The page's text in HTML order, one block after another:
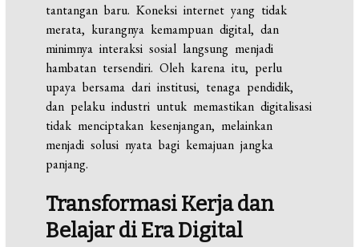
tantangan baru. Koneksi internet yang tidak
merata, kurangnya kemampuan digital, dan
minimnya interaksi sosial langsung menjadi
hambatan tersendiri. Oleh karena itu, perlu
upaya bersama dari institusi, tenaga pendidik,
dan pelaku industri untuk memastikan digitalisasi
tidak menciptakan kesenjangan, melainkan
menjadi solusi nyata bagi kemajuan jangka
panjang.
Transformasi Kerja dan
Belajar di Era Digital